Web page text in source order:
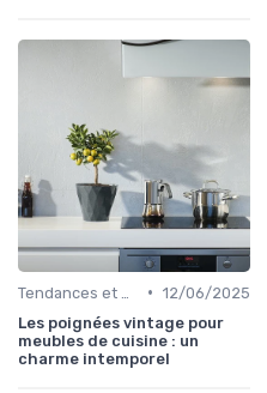
• 12/06/2025
Les poignées vintage pour
meubles de cuisine : un
charme intemporel